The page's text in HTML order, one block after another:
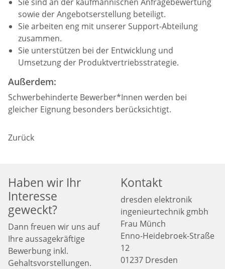
sowie der Angebotserstellung beteiligt.
Sie arbeiten eng mit unserer Support-Abteilung
zusammen.
Sie unterstützen bei der Entwicklung und
Umsetzung der Produktvertriebsstrategie.
Außerdem:
Schwerbehinderte Bewerber*Innen werden bei
gleicher Eignung besonders berücksichtigt.
Zurück
Haben wir Ihr
Interesse
geweckt?
Dann freuen wir uns auf
Ihre aussagekräftige
Bewerbung inkl.
Gehaltsvorstellungen.
Kontakt
dresden elektronik
ingenieurtechnik gmbh
Frau Münch
Enno-Heidebroek-Straße
12
01237 Dresden